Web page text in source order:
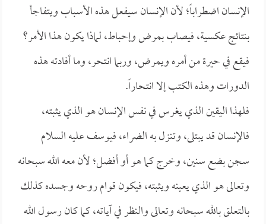
الإنسان اضطراباً؛ لأن الإنسان سيفعل هذه الأسباب ويتفاجأ
بنتائج عكسية، فيصاب بمرض وإحباط، لماذا يكون هذا الأمر؟
فيقع في حيرة من أمره ويمرض، وربما انتحر، وما أفادته هذه
الدورات وهذه الكتب إلا انتحاراً.
فلهذا اليقين الذي يغرس في نفس الإنسان هو الذي يثبته،
فالإنسان قد يبتلى، وتنزل به الضراء، فيوسف عليه السلام
سجن بضع سنين، وخرج كما هو أو أفضل؛ لأن معه الله سبحانه
وتعالى هو الذي يعينه ويثبته، فيكون قوام روحه وجسده كذلك
بالتعلق بالله سبحانه وتعالى والنظر في آياته، كما كان رسول الله